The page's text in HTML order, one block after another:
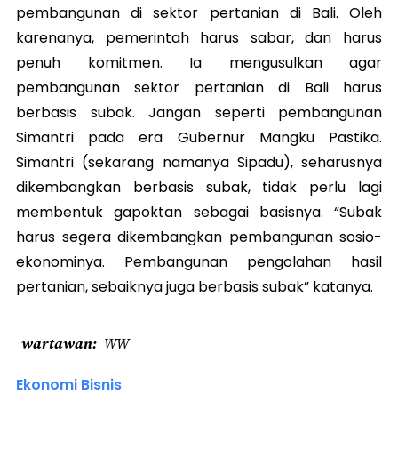
pembangunan di sektor pertanian di Bali. Oleh
karenanya, pemerintah harus sabar, dan harus
penuh komitmen. Ia mengusulkan agar
pembangunan sektor pertanian di Bali harus
berbasis subak. Jangan seperti pembangunan
Simantri pada era Gubernur Mangku Pastika.
Simantri (sekarang namanya Sipadu), seharusnya
dikembangkan berbasis subak, tidak perlu lagi
membentuk gapoktan sebagai basisnya. “Subak
harus segera dikembangkan pembangunan sosio-
ekonominya. Pembangunan pengolahan hasil
pertanian, sebaiknya juga berbasis subak” katanya.
wartawan WW
Ekonomi Bisnis